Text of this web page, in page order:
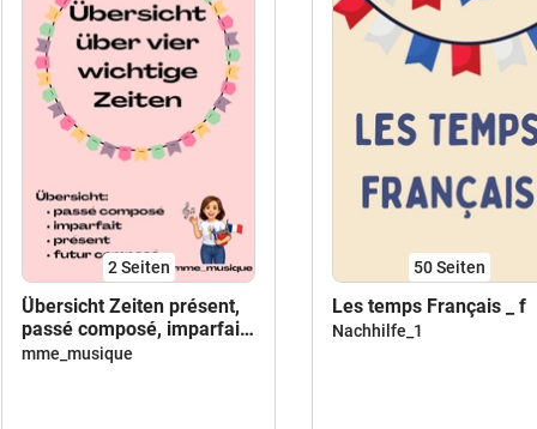
2Seiten
Übersicht Zeiten présent,
passé composé, imparfait,
futur composé
mme_musique
50Seiten
Les temps Français _ f
Nachhilfe_1